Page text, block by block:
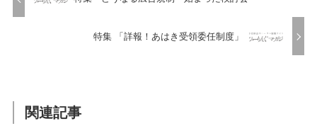
特集 「詳報！あはき受領委任制度」
関連記事